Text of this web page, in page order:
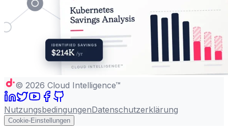
© 2026 Cloud Intelligence™
NutzungsbedingungenDatenschutzerklärung
Cookie-Einstellungen